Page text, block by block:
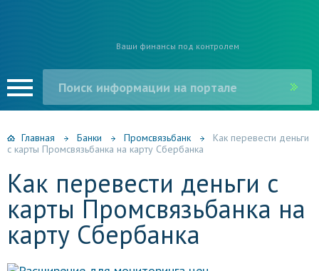
Ваши финансы под контролем
Главная Банки Промсвязьбанк
Как перевести деньги
с карты Промсвязьбанка на карту Сбербанка
Как перевести деньги с
карты Промсвязьбанка на
карту Сбербанка